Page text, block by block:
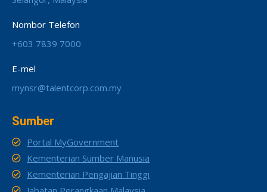
Nombor Telefon
+603 7839 7000
E-mel
mynsr@talentcorp.com.my
Sumber
Portal MyGovernment
Kementerian Sumber Manusia
Kementerian Pengajian Tinggi